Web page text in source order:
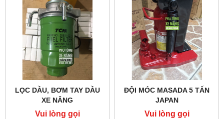
LỌC DẦU, BƠM TAY DẦU
XE NÂNG
Vui lòng gọi
ĐỘI MÓC MASADA 5 TẤN
JAPAN
Vui lòng gọi